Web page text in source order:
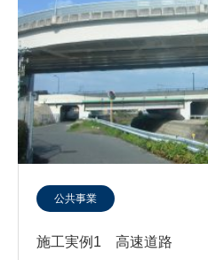
公共事業
施工実例1 高速道路